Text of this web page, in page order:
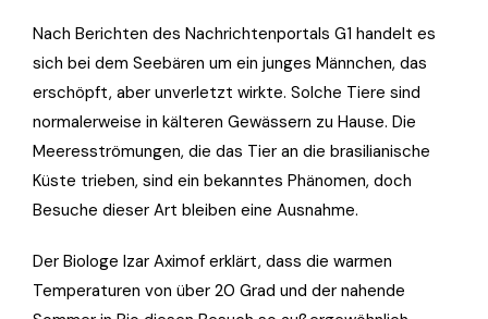
Nach Berichten des Nachrichtenportals G1 handelt es
sich bei dem Seebären um ein junges Männchen, das
erschöpft, aber unverletzt wirkte. Solche Tiere sind
normalerweise in kälteren Gewässern zu Hause. Die
Meeresströmungen, die das Tier an die brasilianische
Küste trieben, sind ein bekanntes Phänomen, doch
Besuche dieser Art bleiben eine Ausnahme.
Der Biologe Izar Aximof erklärt, dass die warmen
Temperaturen von über 20 Grad und der nahende